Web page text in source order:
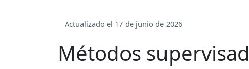
Actualizado el 17 de junio de 2026
Métodos